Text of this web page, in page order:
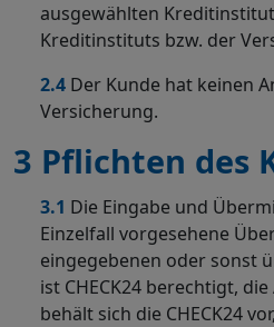
ausgewählten
Kreditinstituts bzw. der
2.4 Der Kunde hat keinen
Versicherung.
3 Pflichten des
3.1 Die Eingabe und
Einzelfall vorgesehene
eingegebenen oder sonst
ist CHECK24 berechtigt,
behält sich die CHECK24